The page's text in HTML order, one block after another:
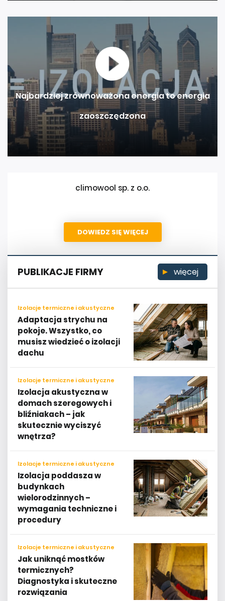
Najbardziej zrównoważona energia to energia
zaoszczędzona
climowool sp. z o.o.
DOWIEDZ SIĘ WIĘCEJ
PUBLIKACJE FIRMY więcej
Izolacje termiczne i akustyczne
Adaptacja strychu na
pokoje. Wszystko, co
musisz wiedzieć o izolacji
dachu
Izolacje termiczne i akustyczne
Izolacja akustyczna w
domach szeregowych i
bliźniakach – jak
skutecznie wyciszyć
wnętrza?
Izolacje termiczne i akustyczne
Izolacja poddasza w
budynkach
wielorodzinnych –
wymagania techniczne i
procedury
Izolacje termiczne i akustyczne
Jak uniknąć mostków
termicznych?
Diagnostyka i skuteczne
rozwiązania